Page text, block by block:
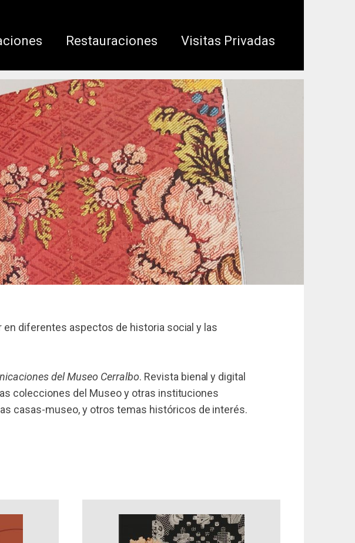
Restauraciones Visitas Privadas
en diferentes aspectos de historia social y las
del Museo Cerralbo. Revista bienal y digital
colecciones del Museo y otras instituciones
casas-museo, y otros temas históricos de interés.